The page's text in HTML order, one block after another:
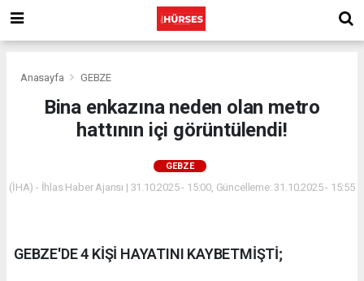
Anasayfa GEBZE
Bina enkazına neden olan metro
hattının içi görüntülendi!
GEBZE
(İHA) - İhlas Haber Ajansı | 31.10.2025 - 15:00, Güncelleme: 31.10.2025 - 15:55
GEBZE'DE 4 KİŞİ HAYATINI KAYBETMİŞTİ;